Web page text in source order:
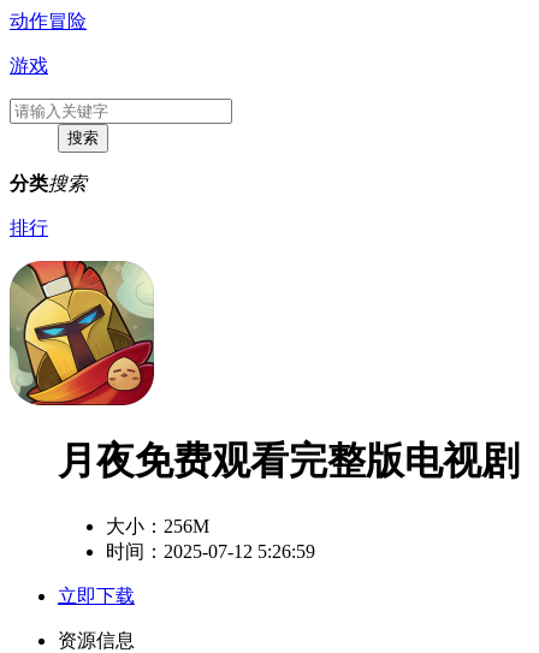
动作冒险
游戏
分类搜索
排行
月夜免费观看完整版电视剧
大小： 256M
时间：2025-07-12 5:26:59
立即下载
资源信息